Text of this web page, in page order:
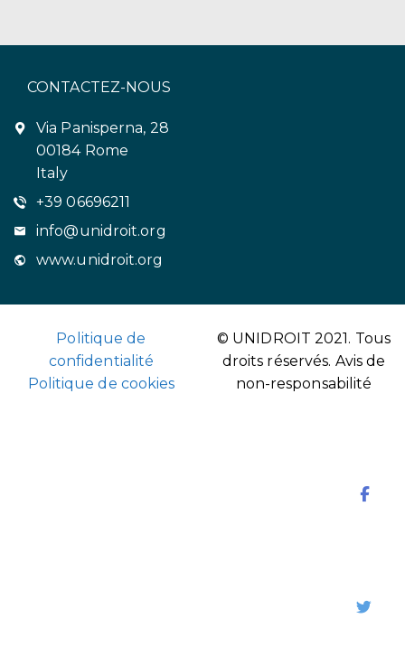
CONTACTEZ-NOUS
Via Panisperna, 28
00184 Rome
Italy
+39 06696211
info@unidroit.org
www.unidroit.org
Politique de
confidentialité
Politique de cookies
© UNIDROIT 2021. Tous
droits réservés. Avis de
non-responsabilité